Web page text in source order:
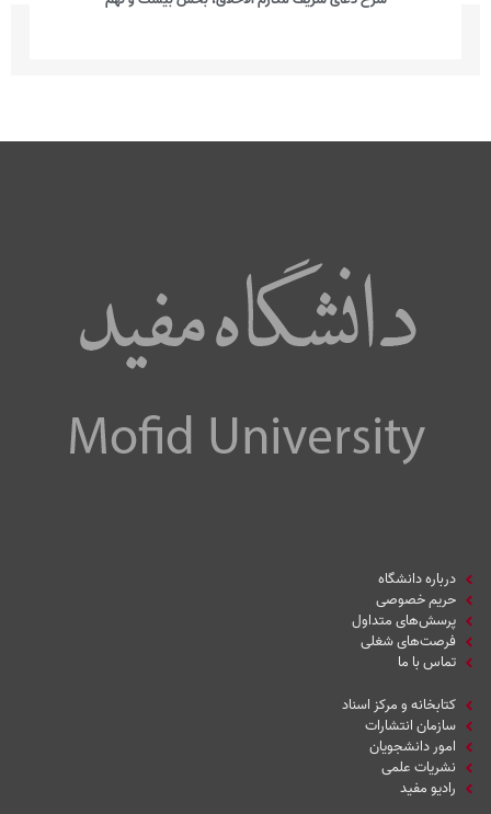
درباره دانشگاه
حریم خصوصی
پرسش‌های متداول
فرصت‌های شغلی
تماس با ما
کتابخانه و مرکز اسناد
سازمان انتشارات
امور دانشجویان
نشریات علمی
رادیو مفید